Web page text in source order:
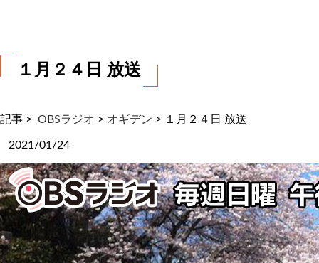
１月２４日 放送
記事 > OBSラジオ > オギデン > １月２４日 放送
2021/01/24